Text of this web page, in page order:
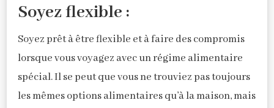
Soyez flexible :
Soyez prêt à être flexible et à faire des compromis
lorsque vous voyagez avec un régime alimentaire
spécial. Il se peut que vous ne trouviez pas toujours
les mêmes options alimentaires qu’à la maison, mais